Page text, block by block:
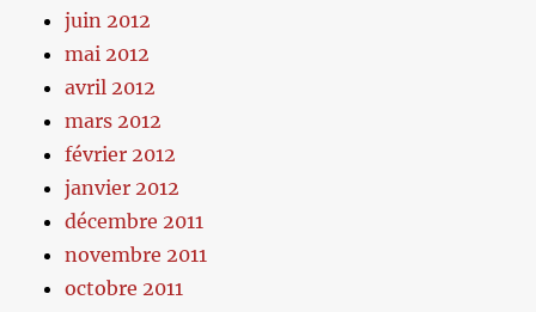
juin 2012
mai 2012
avril 2012
mars 2012
février 2012
janvier 2012
décembre 2011
novembre 2011
octobre 2011